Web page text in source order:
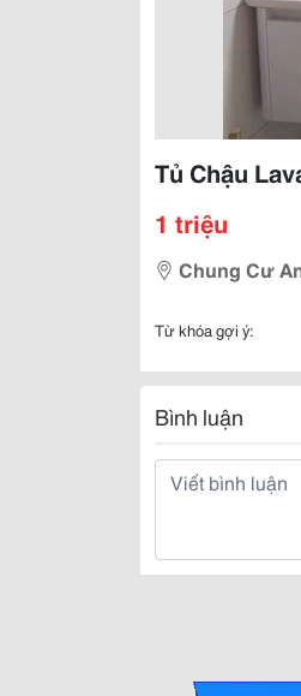
Tủ Chậu
1 triệu
Chung Cư
Từ khóa gợi ý:
Bình luận